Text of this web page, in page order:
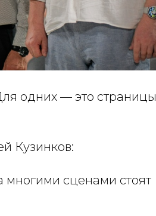
одних — это страницы
Кузинков:
многими сценами стоят